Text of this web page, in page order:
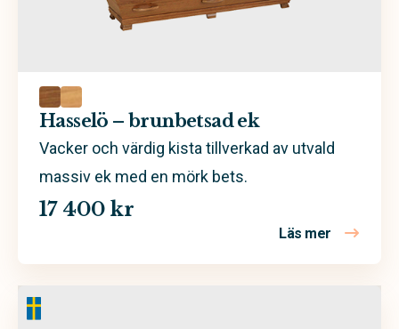
Hasselö – brunbetsad ek
Vacker och värdig kista tillverkad av utvald
massiv ek med en mörk bets.
17 400 kr
Läs mer om